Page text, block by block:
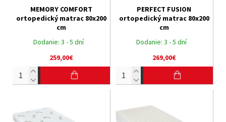
Dodanie: 3 - 5 dní
MEMORY COMFORT
ortopedický matrac 80x200
cm
259,00€
Dodanie: 3 - 5 dní
PERFECT FUSION
ortopedický matrac 80x200
cm
269,00€